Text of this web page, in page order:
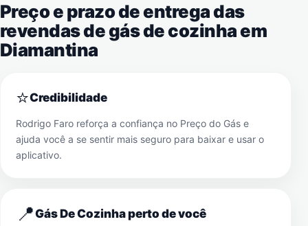
Preço e prazo de entrega das
revendas de gás de cozinha em
Diamantina
⭐Credibilidade
Rodrigo Faro reforça a confiança no Preço do Gás e
ajuda você a se sentir mais seguro para baixar e usar o
aplicativo.
📍Gás De Cozinha perto de você